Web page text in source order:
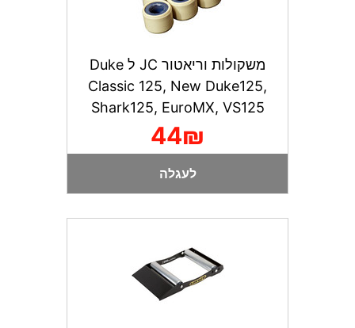
משקולות וריאטור JC ל Duke
Classic 125, New Duke125,
Shark125, EuroMX, VS125
44₪
לעגלה